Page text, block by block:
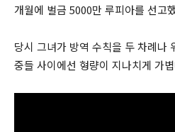
개월에 벌금 5000만 루피아를 선고
당시 그녀가 방역 수칙을 두 차례나
중들 사이에선 형량이 지나치게 가